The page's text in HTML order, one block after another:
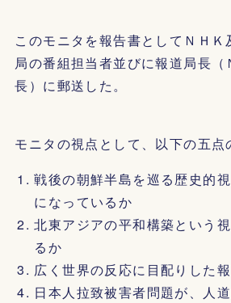
このモニタを報告書としてＮＨＫ
局の番組担当者並びに報道局長（
長）に郵送した。
モニタの視点として、以下の五点
戦後の朝鮮半島を巡る歴史的
になっているか
北東アジアの平和構築という
るか
広く世界の反応に目配りした
日本人拉致被害者問題が、人